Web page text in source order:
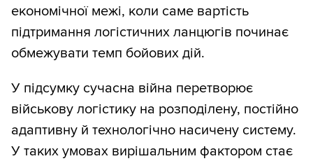
економічної межі, коли саме вартість
підтримання логістичних ланцюгів починає
обмежувати темп бойових дій.
У підсумку сучасна війна перетворює
військову логістику на розподілену, постійно
адаптивну й технологічно насичену систему.
У таких умовах вирішальним фактором стає